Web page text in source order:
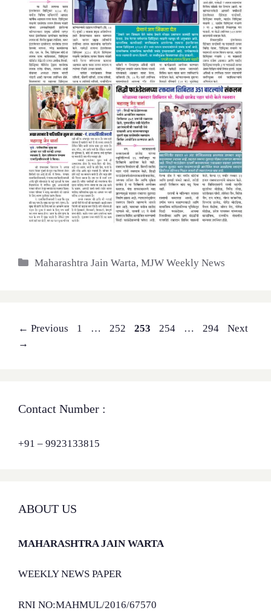
Categories
Maharashtra Jain Warta,MJW Weekly News
← Previous Page
1 … Page
252 Page
253 Page
254 … Page
294
Next
→
Contact Number :
+91 – 9923133815
ABOUT US
MAHARASHTRA JAIN WARTA
WEEKLY NEWS PAPER
RNI NO:MAHMUL/2016/67570